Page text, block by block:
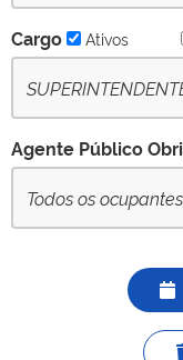
Ativo
Cargo Ativos
Agente Público
Todos os ocupantes